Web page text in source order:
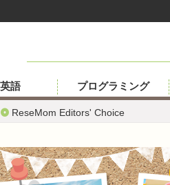
ReseMom Editors' Choice
英語 プログラミング